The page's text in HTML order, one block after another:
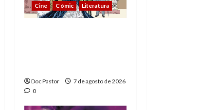
Cine Cómic Literatura
Doc Pastor
7 de agosto de 2026
0